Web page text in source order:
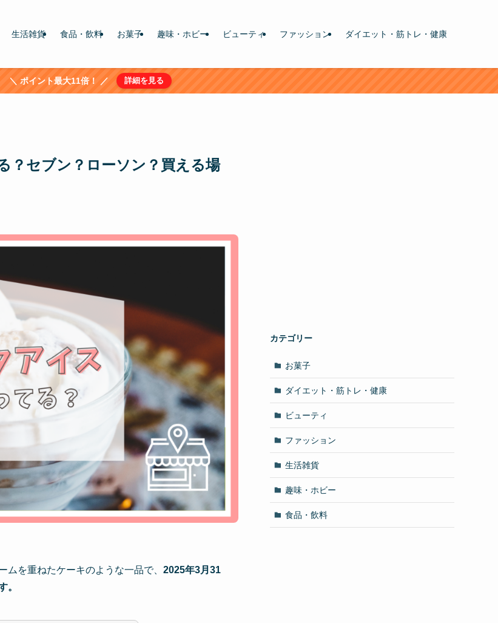
生活雑貨 食品・飲料 お菓子 趣味・ホビー ビューティ ファッション ダイエット・筋トレ・健康
＼ ポイント最大11倍！ ／ 詳細を見る
？セブン？ローソン？買える場
を重ねたケーキのような一品で、 2025年3月31
。
カテゴリー
お菓子
ダイエット・筋トレ・健康
ビューティ
ファッション
生活雑貨
趣味・ホビー
食品・飲料